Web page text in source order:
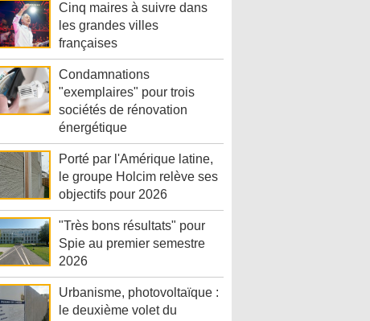
Cinq maires à suivre dans
les grandes villes
françaises
Condamnations
"exemplaires" pour trois
sociétés de rénovation
énergétique
Porté par l'Amérique latine,
le groupe Holcim relève ses
objectifs pour 2026
"Très bons résultats" pour
Spie au premier semestre
2026
Urbanisme, photovoltaïque :
le deuxième volet du